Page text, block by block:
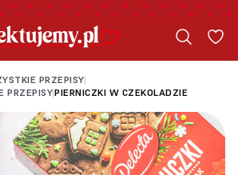
PRZEPISY|
PRZEPISY|PIERNICZKI W CZEKOLADZIE